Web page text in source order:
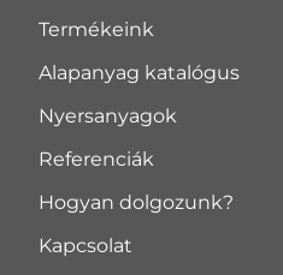
Termékeink
Alapanyag katalógus
Nyersanyagok
Referenciák
Hogyan dolgozunk?
Kapcsolat